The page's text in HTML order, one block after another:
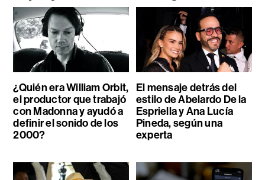
¿Quién era William Orbit,
el productor que trabajó
con Madonna y ayudó a
definir el sonido de los
2000?
El mensaje detrás del
estilo de Abelardo De la
Espriella y Ana Lucía
Pineda, según una
experta